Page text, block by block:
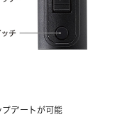
デートが可能